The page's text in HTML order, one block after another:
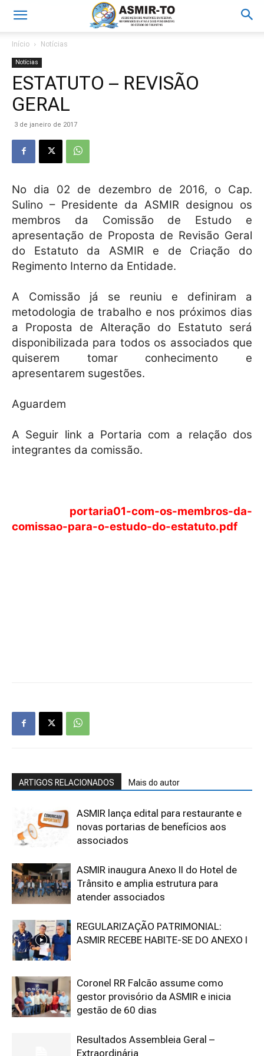
Início Notícias
Notícias
ESTATUTO – REVISÃO
GERAL
3 de janeiro de 2017
No dia 02 de dezembro de 2016, o Cap.
Sulino – Presidente da ASMIR designou os
membros da Comissão de Estudo e
apresentação de Proposta de Revisão Geral
do Estatuto da ASMIR e de Criação do
Regimento Interno da Entidade.
A Comissão já se reuniu e definiram a
metodologia de trabalho e nos próximos dias
a Proposta de Alteração do Estatuto será
disponibilizada para todos os associados que
quiserem tomar conhecimento e
apresentarem sugestões.
Aguardem
A Seguir link a Portaria com a relação dos
integrantes da comissão.
portaria01-com-os-membros-da-
comissao-para-o-estudo-do-estatuto.pdf
ARTIGOS RELACIONADOS Mais do autor
ASMIR lança edital para restaurante e
novas portarias de benefícios aos
associados
ASMIR inaugura Anexo II do Hotel de
Trânsito e amplia estrutura para
atender associados
REGULARIZAÇÃO PATRIMONIAL:
ASMIR RECEBE HABITE-SE DO ANEXO I
Coronel RR Falcão assume como
gestor provisório da ASMIR e inicia
gestão de 60 dias
Resultados Assembleia Geral –
Extraordinária